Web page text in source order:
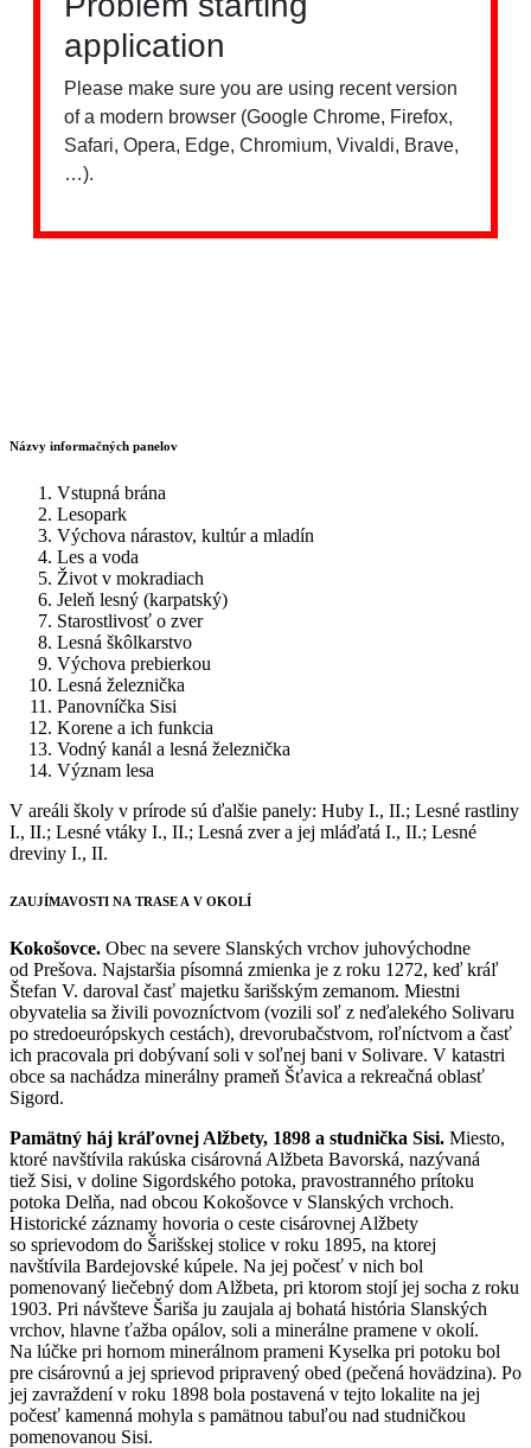
Názvy informačných panelov
Vstupná brána
Lesopark
Výchova nárastov, kultúr a mladín
Les a voda
Život v mokradiach
Jeleň lesný (karpatský)
Starostlivosť o zver
Lesná škôlkarstvo
Výchova prebierkou
Lesná železnička
Panovníčka Sisi
Korene a ich funkcia
Vodný kanál a lesná železnička
Význam lesa
V areáli školy v prírode sú ďalšie panely: Huby I., II.; Lesné rastliny
I., II.; Lesné vtáky I., II.; Lesná zver a jej mláďatá I., II.; Lesné
dreviny I., II.
ZAUJÍMAVOSTI NA TRASE A V OKOLÍ
Kokošovce. Obec na severe Slanských vrchov juhovýchodne
od Prešova. Najstaršia písomná zmienka je z roku 1272, keď kráľ
Štefan V. daroval časť majetku šarišským zemanom. Miestni
obyvatelia sa živili povozníctvom (vozili soľ z neďalekého Solivaru
po stredoeurópskych cestách), drevorubačstvom, roľníctvom a časť
ich pracovala pri dobývaní soli v soľnej bani v Solivare. V katastri
obce sa nachádza minerálny prameň Šťavica a rekreačná oblasť
Sigord.
Pamätný háj kráľovnej Alžbety, 1898 a studnička Sisi. Miesto,
ktoré navštívila rakúska cisárovná Alžbeta Bavorská, nazývaná
tiež Sisi, v doline Sigordského potoka, pravostranného prítoku
potoka Delňa, nad obcou Kokošovce v Slanských vrchoch.
Historické záznamy hovoria o ceste cisárovnej Alžbety
so sprievodom do Šarišskej stolice v roku 1895, na ktorej
navštívila Bardejovské kúpele. Na jej počesť v nich bol
pomenovaný liečebný dom Alžbeta, pri ktorom stojí jej socha z roku
1903. Pri návšteve Šariša ju zaujala aj bohatá história Slanských
vrchov, hlavne ťažba opálov, soli a minerálne pramene v okolí.
Na lúčke pri hornom minerálnom prameni Kyselka pri potoku bol
pre cisárovnú a jej sprievod pripravený obed (pečená hovädzina). Po
jej zavraždení v roku 1898 bola postavená v tejto lokalite na jej
počesť kamenná mohyla s pamätnou tabuľou nad studničkou
pomenovanou Sisi.